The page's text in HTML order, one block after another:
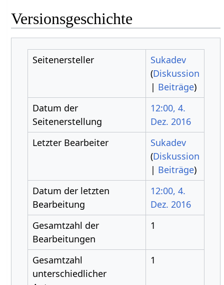
Versionsgeschichte
Seitenersteller
Sukadev
(Diskussion
| Beiträge)
Datum der
Seitenerstellung
12:00, 4.
Dez. 2016
Letzter Bearbeiter
Sukadev
(Diskussion
| Beiträge)
Datum der letzten
Bearbeitung
12:00, 4.
Dez. 2016
Gesamtzahl der
Bearbeitungen
1
Gesamtzahl
unterschiedlicher
1